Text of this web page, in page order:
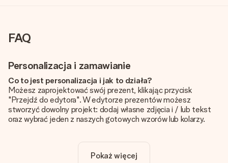
FAQ
Personalizacja i zamawianie
Co to jest personalizacja i jak to działa?
Możesz zaprojektować swój prezent, klikając przycisk
"Przejdź do edytora". W edytorze prezentów możesz
stworzyć dowolny projekt: dodaj własne zdjęcia i / lub tekst
oraz wybrać jeden z naszych gotowych wzorów lub kolarzy.
Cena podana na stronie internetowej obejmuje personalizację
Twojego prezentu - ilość zdjęć lub tekstów nie wpływa na
Pokaż więcej